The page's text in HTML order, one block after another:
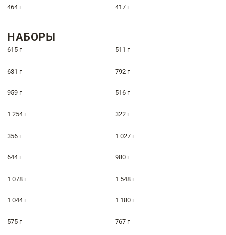
464 г 417 г
НАБОРЫ
615 г 511 г
631 г 792 г
959 г 516 г
1 254 г 322 г
356 г 1 027 г
644 г 980 г
1 078 г 1 548 г
1 044 г 1 180 г
575 г 767 г